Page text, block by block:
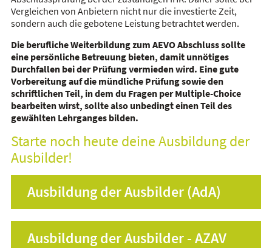
Vergleichen von Anbietern nicht nur die investierte Zeit,
sondern auch die gebotene Leistung betrachtet werden.
Die berufliche Weiterbildung zum AEVO Abschluss sollte
eine persönliche Betreuung bieten, damit unnötiges
Durchfallen bei der Prüfung vermieden wird. Eine gute
Vorbereitung auf die mündliche Prüfung sowie den
schriftlichen Teil, in dem du Fragen per Multiple-Choice
bearbeiten wirst, sollte also unbedingt einen Teil des
gewählten Lehrganges bilden.
Starte noch heute deine Ausbildung der
Ausbilder!
Ausbildung der Ausbilder (AdA)
Ausbildung der Ausbilder - AZAV